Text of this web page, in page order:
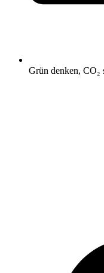
Grün denken, CO₂